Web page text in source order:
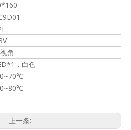
角
，白色
上一条: